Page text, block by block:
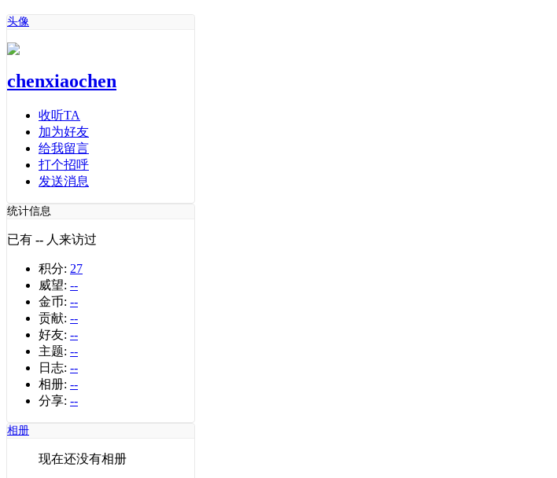
头像
chenxiaochen
收听TA
加为好友
给我留言
打个招呼
发送消息
统计信息
已有 -- 人来访过
积分: 27
威望: --
金币: --
贡献: --
好友: --
主题: --
日志: --
相册: --
分享: --
相册
现在还没有相册